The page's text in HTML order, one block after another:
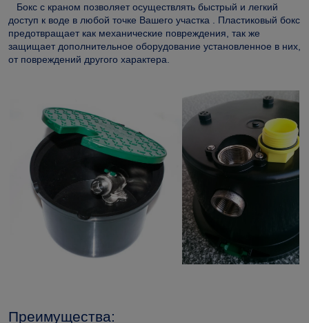
Бокс с краном позволяет осуществлять быстрый и легкий
доступ к воде в любой точке Вашего участка . Пластиковый бокс
предотвращает как механические повреждения, так же
защищает дополнительное оборудование установленное в них,
от повреждений другого характера.
Преимущества: